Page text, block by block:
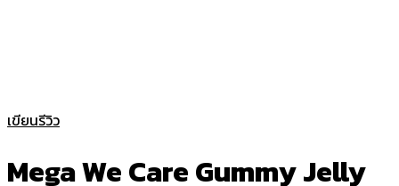
เขียนรีวิว
Mega We Care Gummy Jelly